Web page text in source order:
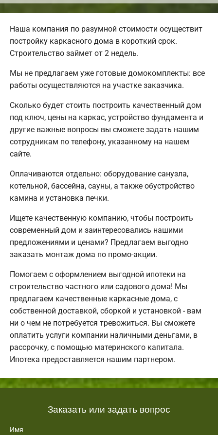
Наша компания по разумной стоимости осуществит
постройку каркасного дома в короткий срок.
Строительство займет от 2 недель.
Мы не предлагаем уже готовые домокомплекты: все
работы осуществляются на участке заказчика.
Сколько будет стоить построить качественный дом
под ключ, цены на каркас, устройство фундамента и
другие важные вопросы вы сможете задать нашим
сотрудникам по телефону, указанному на нашем
сайте.
Оплачиваются отдельно: оборудование санузла,
котельной, бассейна, сауны, а также обустройство
камина и установка печки.
Ищете качественную компанию, чтобы построить
современный дом и заинтересовались нашими
предложениями и ценами? Предлагаем выгодно
заказать монтаж дома по промо-акции.
Помогаем с оформлением выгодной ипотеки на
строительство частного или садового дома! Мы
предлагаем качественные каркасные дома, с
собственной доставкой, сборкой и установкой - вам
ни о чем не потребуется тревожиться. Вы сможете
оплатить услуги компании наличными деньгами, в
рассрочку, с помощью материнского капитала.
Ипотека предоставляется нашим партнером.
Заказать или задать вопрос
Имя